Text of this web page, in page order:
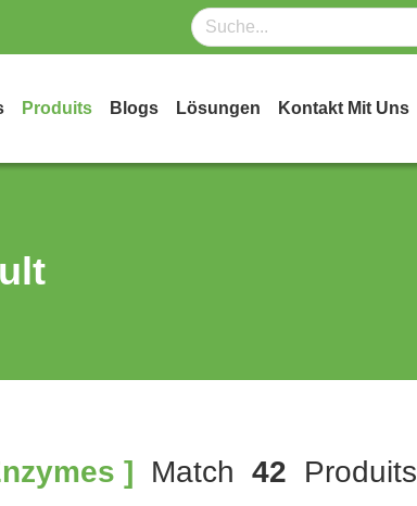
Produits Blogs Lösungen Kontakt Mit Uns
] Match 42 Produits